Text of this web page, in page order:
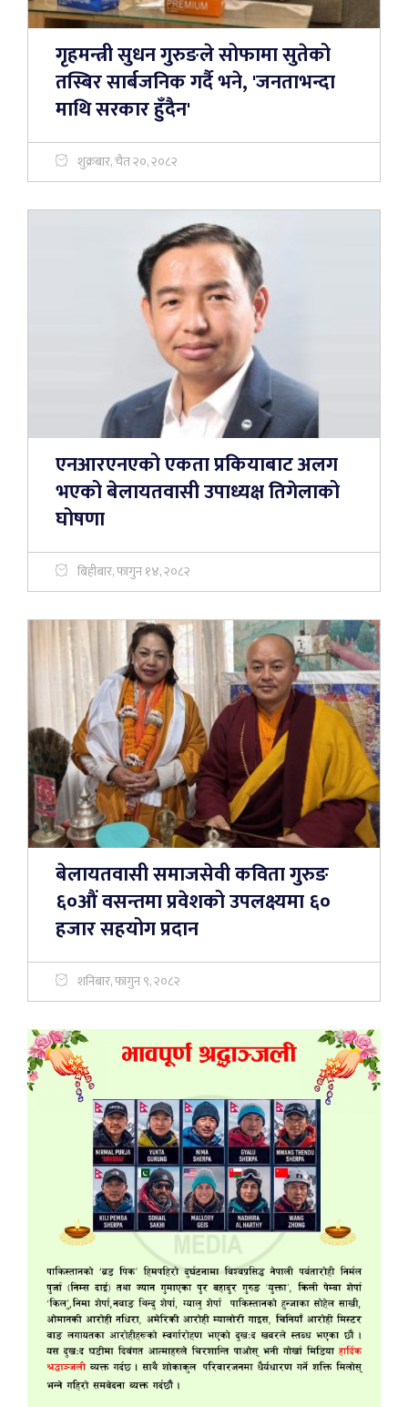
गृहमन्त्री सुधन गुरुङले सोफामा सुतेको
तस्बिर सार्बजनिक गर्दै भने, 'जनताभन्दा
माथि सरकार हुँदैन'
शुक्रबार, चैत २०, २०८२
एनआरएनएको एकता प्रकियाबाट अलग
भएको बेलायतवासी उपाध्यक्ष तिगेलाको
घोषणा
बिहीबार, फागुन १४, २०८२
बेलायतवासी समाजसेवी कविता गुरुङ
६०औं वसन्तमा प्रवेशको उपलक्ष्यमा ६०
हजार सहयोग प्रदान
शनिबार, फागुन ९, २०८२